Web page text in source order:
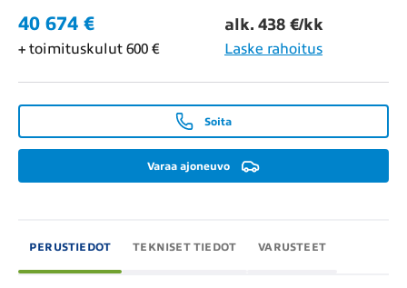
40 674 € alk. 438 €/kk
+ toimituskulut 600 € Laske rahoitus
Soita
Varaa ajoneuvo
PERUSTIEDOT TEKNISET TIEDOT VARUSTEET